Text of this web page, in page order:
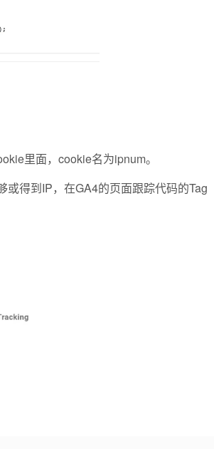
里面，cookie名为ipnum。
得到IP，在GA4的页面跟踪代码的Tag